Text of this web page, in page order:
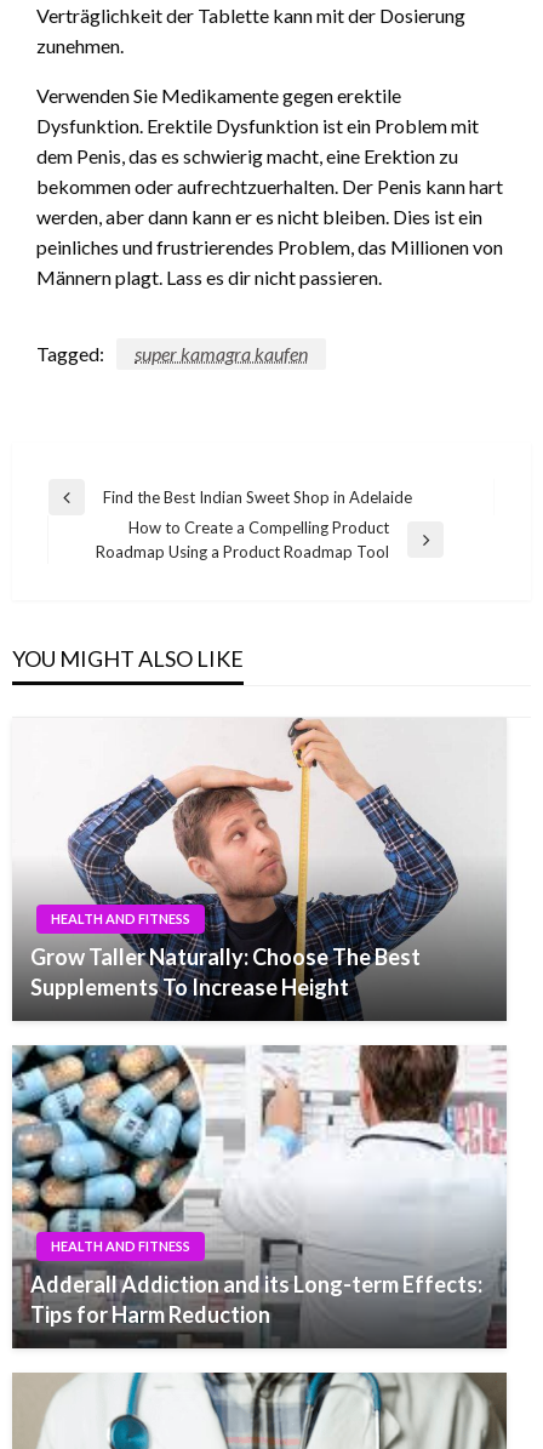
Verträglichkeit der Tablette kann mit der Dosierung
zunehmen.
Verwenden Sie Medikamente gegen erektile
Dysfunktion. Erektile Dysfunktion ist ein Problem mit
dem Penis, das es schwierig macht, eine Erektion zu
bekommen oder aufrechtzuerhalten. Der Penis kann hart
werden, aber dann kann er es nicht bleiben. Dies ist ein
peinliches und frustrierendes Problem, das Millionen von
Männern plagt. Lass es dir nicht passieren.
Tagged: super kamagra kaufen
Post
navigation
Previous
Find the Best Indian Sweet Shop in Adelaide
Next
How to Create a Compelling Product
Roadmap Using a Product Roadmap Tool
YOU MIGHT ALSO LIKE
HEALTH AND FITNESS
Grow Taller Naturally: Choose The Best
Supplements To Increase Height
HEALTH AND FITNESS
Adderall Addiction and its Long-term Effects:
Tips for Harm Reduction